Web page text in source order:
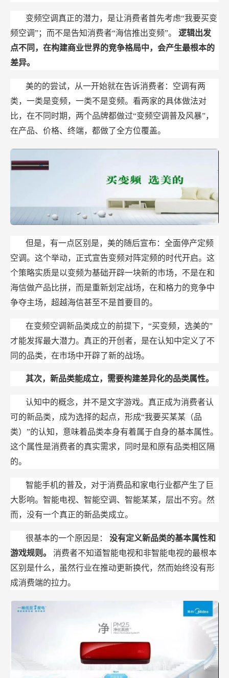
变频空调真正的潜力，是让消费者首先考虑“我要买变
频空调”；而不是告知消费者“海信推出变频”。 逻辑出发
点不同，在构建商业世界的竞争格局中，会产生最根本的
差异。
美的的尝试，从一开始就在告诉消费者：空调有两
类，一类是变频，一类不是变频。看两家的具体做法对
比，在不同时期，两个品牌都做过“变频空调普及风暴”，
在产品、价格、终端，都做了全方位覆盖。
但是，有一点区别是，美的随后宣布：全面停产定频
空调。这个举动，正式宣告变频对阵定频的时代开启。这
个策略实质是以变频为基础开辟一块新的市场，不是在和
海信做产品比拼，而是重新划定战场，在和格力的竞争中
争夺主场，超越海信甚至不是首要目的。
在变频空调新品类成立的前提下，“买变频，选美的”
才能发挥最大潜力。真正的开创者，是在认知中定义了不
同的品类，在市场中开辟了新的战场。
其次，新品类能成立，需要构建差异化的品类属性。
认知中的概念，并不是文字游戏。真正成为消费者认
可的新品类，成为选择的起点，形成“我要买某某（品
类）”的认知，意味着品类本身有着属于自身的基本属性。
这个属性是消费者的真实需求，同时是和原有品类相区隔
的。
智能手机的普及，对于消费品和家电行业都产生了巨
大影响。智能电视、智能空调、智能某某，层出不穷。然
而，没有一个真正的新品类成立。
很基本的一个原因是： 没有定义新品类的基本属性和
游戏规则。 消费者不知道智能电视和非智能电视的最根本
区别是什么，虽然行业在推动更新换代，然而始终没有形
成消费端的拉力。